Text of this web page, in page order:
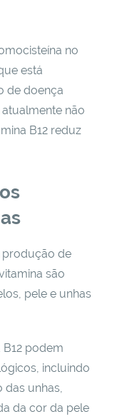
no
está
de doença
não
B12 reduz
produção de
são
pele e unhas
B12 podem
incluindo
das unhas,
da cor da pele